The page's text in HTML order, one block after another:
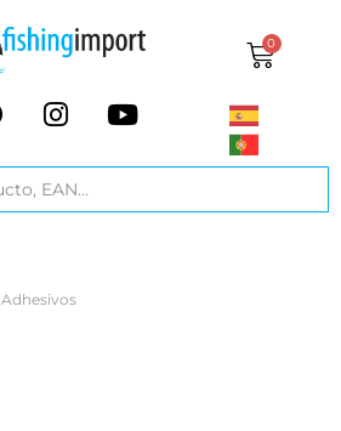
0
Adhesivos